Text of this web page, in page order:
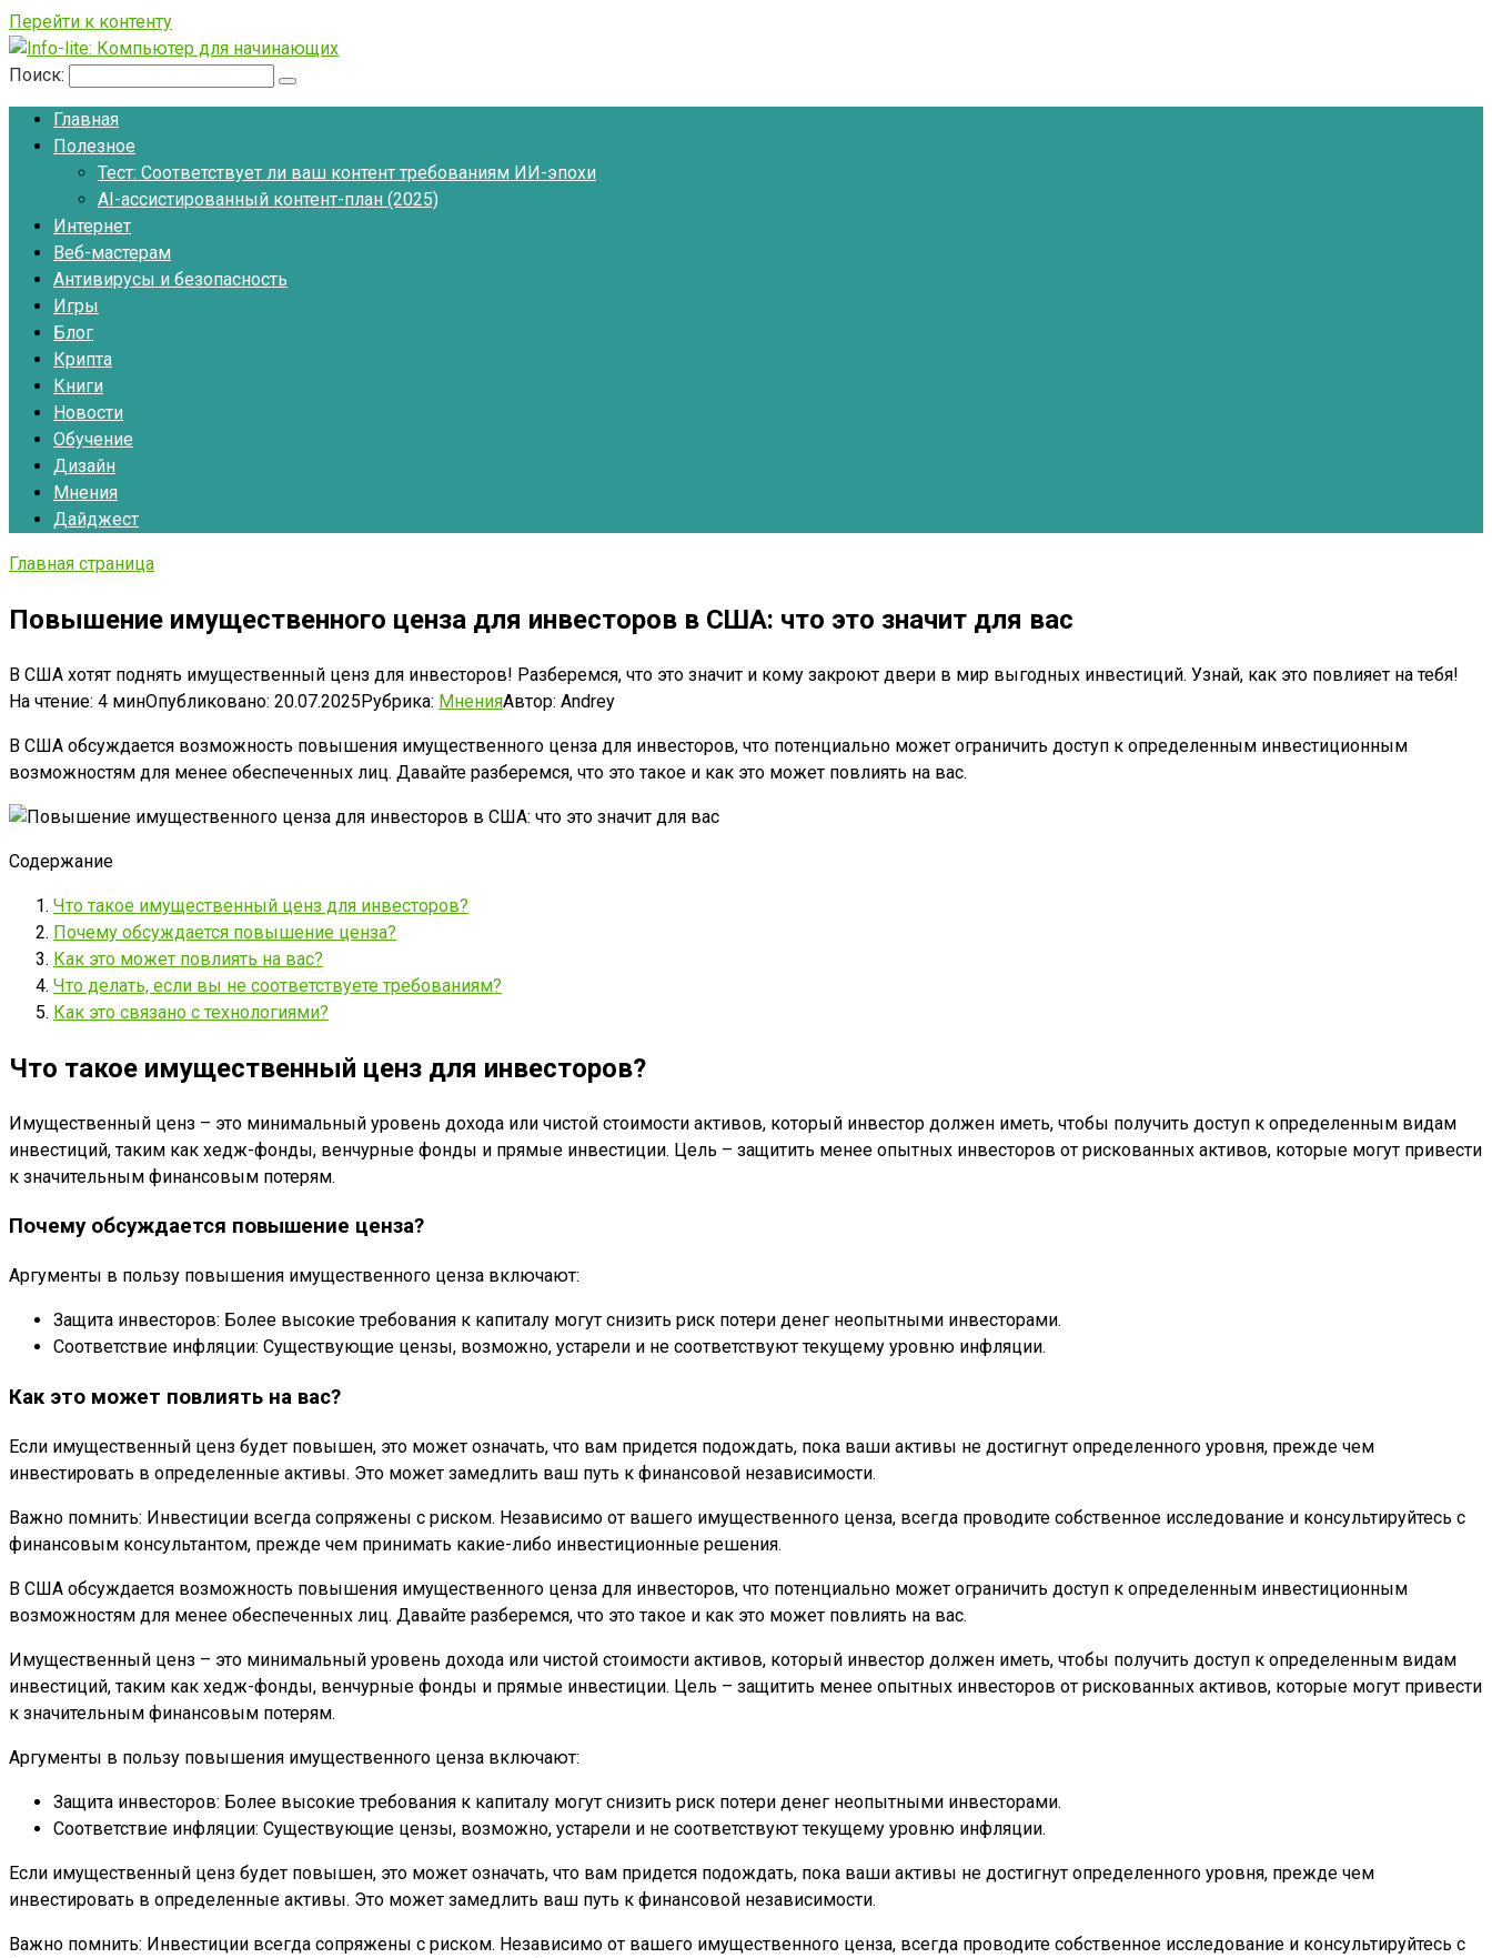
Перейти к контенту
Поиск:
Главная
Полезное
Тест: Соответствует ли ваш контент требованиям ИИ-эпохи
AI-ассистированный контент-план (2025)
Интернет
Веб-мастерам
Антивирусы и безопасность
Игры
Блог
Крипта
Книги
Новости
Обучение
Дизайн
Мнения
Дайджест
Главная страница
Повышение имущественного ценза для инвесторов в США: что это значит для вас
В США хотят поднять имущественный ценз для инвесторов! Разберемся, что это значит и кому закроют двери в мир выгодных инвестиций. Узнай, как это повлияет на тебя!
На чтение: 4 минОпубликовано: 20.07.2025Рубрика: МненияАвтор: Andrey
В США обсуждается возможность повышения имущественного ценза для инвесторов, что потенциально может ограничить доступ к определенным инвестиционным
возможностям для менее обеспеченных лиц. Давайте разберемся, что это такое и как это может повлиять на вас.
Содержание
Что такое имущественный ценз для инвесторов?
Почему обсуждается повышение ценза?
Как это может повлиять на вас?
Что делать, если вы не соответствуете требованиям?
Как это связано с технологиями?
Что такое имущественный ценз для инвесторов?
Имущественный ценз – это минимальный уровень дохода или чистой стоимости активов, который инвестор должен иметь, чтобы получить доступ к определенным видам
инвестиций, таким как хедж-фонды, венчурные фонды и прямые инвестиции. Цель – защитить менее опытных инвесторов от рискованных активов, которые могут привести
к значительным финансовым потерям.
Почему обсуждается повышение ценза?
Аргументы в пользу повышения имущественного ценза включают:
Защита инвесторов: Более высокие требования к капиталу могут снизить риск потери денег неопытными инвесторами.
Соответствие инфляции: Существующие цензы, возможно, устарели и не соответствуют текущему уровню инфляции.
Как это может повлиять на вас?
Если имущественный ценз будет повышен, это может означать, что вам придется подождать, пока ваши активы не достигнут определенного уровня, прежде чем
инвестировать в определенные активы. Это может замедлить ваш путь к финансовой независимости.
Важно помнить: Инвестиции всегда сопряжены с риском. Независимо от вашего имущественного ценза, всегда проводите собственное исследование и консультируйтесь с
финансовым консультантом, прежде чем принимать какие-либо инвестиционные решения.
В США обсуждается возможность повышения имущественного ценза для инвесторов, что потенциально может ограничить доступ к определенным инвестиционным
возможностям для менее обеспеченных лиц. Давайте разберемся, что это такое и как это может повлиять на вас.
Имущественный ценз – это минимальный уровень дохода или чистой стоимости активов, который инвестор должен иметь, чтобы получить доступ к определенным видам
инвестиций, таким как хедж-фонды, венчурные фонды и прямые инвестиции. Цель – защитить менее опытных инвесторов от рискованных активов, которые могут привести
к значительным финансовым потерям.
Аргументы в пользу повышения имущественного ценза включают:
Защита инвесторов: Более высокие требования к капиталу могут снизить риск потери денег неопытными инвесторами.
Соответствие инфляции: Существующие цензы, возможно, устарели и не соответствуют текущему уровню инфляции.
Если имущественный ценз будет повышен, это может означать, что вам придется подождать, пока ваши активы не достигнут определенного уровня, прежде чем
инвестировать в определенные активы. Это может замедлить ваш путь к финансовой независимости.
Важно помнить: Инвестиции всегда сопряжены с риском. Независимо от вашего имущественного ценза, всегда проводите собственное исследование и консультируйтесь с